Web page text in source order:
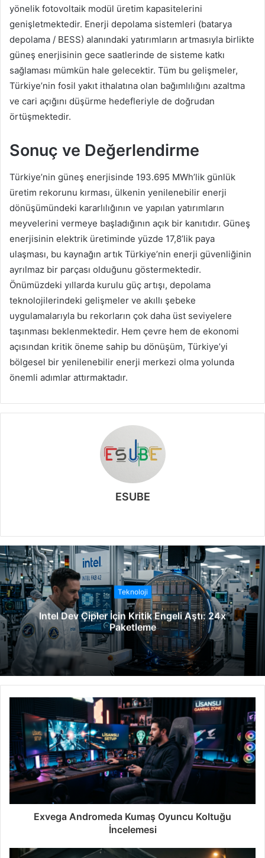
yönelik fotovoltaik modül üretim kapasitelerini
genişletmektedir. Enerji depolama sistemleri (batarya
depolama / BESS) alanındaki yatırımların artmasıyla birlikte
güneş enerjisinin gece saatlerinde de sisteme katkı
sağlaması mümkün hale gelecektir. Tüm bu gelişmeler,
Türkiye’nin fosil yakıt ithalatına olan bağımlılığını azaltma
ve cari açığını düşürme hedefleriyle de doğrudan
örtüşmektedir.
Sonuç ve Değerlendirme
Türkiye’nin güneş enerjisinde 193.695 MWh’lik günlük
üretim rekorunu kırması, ülkenin yenilenebilir enerji
dönüşümündeki kararlılığının ve yapılan yatırımların
meyvelerini vermeye başladığının açık bir kanıtıdır. Güneş
enerjisinin elektrik üretiminde yüzde 17,8’lik paya
ulaşması, bu kaynağın artık Türkiye’nin enerji güvenliğinin
ayrılmaz bir parçası olduğunu göstermektedir.
Önümüzdeki yıllarda kurulu güç artışı, depolama
teknolojilerindeki gelişmeler ve akıllı şebeke
uygulamalarıyla bu rekorların çok daha üst seviyelere
taşınması beklenmektedir. Hem çevre hem de ekonomi
açısından kritik öneme sahip bu dönüşüm, Türkiye’yi
bölgesel bir yenilenebilir enerji merkezi olma yolunda
önemli adımlar attırmaktadır.
ESUBE
b
s
i
t
e
s
i
Teknoloji
Intel Dev Çipler İçin Kritik Engeli Aştı: 24x
Paketleme
Exvega Andromeda Kumaş Oyuncu Koltuğu
İncelemesi